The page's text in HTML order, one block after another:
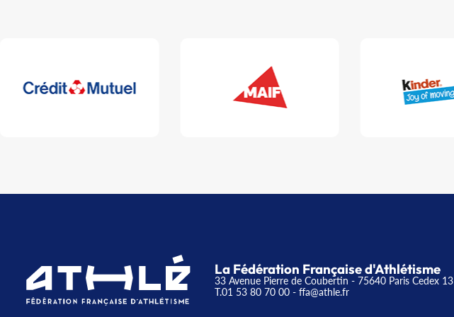
La Fédération Française d'Athlétisme
33 Avenue Pierre de Coubertin - 75640 Paris Cedex 13
T.01 53 80 70 00 - ffa@athle.fr